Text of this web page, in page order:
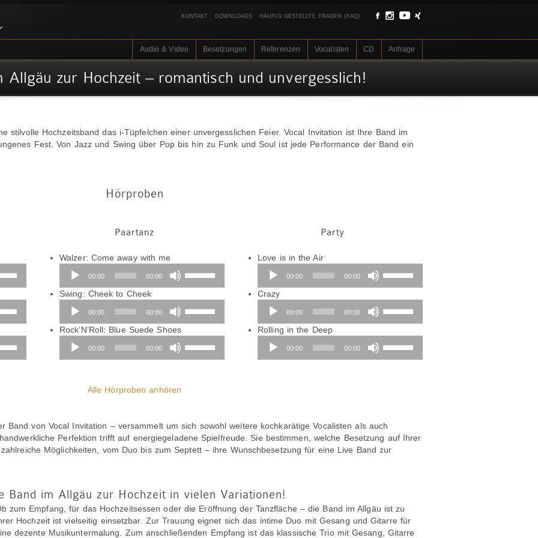
KONTAKT DOWNLOADS HÄUFIG GESTELLTE FRAGEN (FAQ)
Audio & Video Besetzungen Referenzen Vocalisten CD Anfrage
Allgäu zur Hochzeit – romantisch und unvergesslich!
stilvolle Hochzeitsband das i-Tüpfelchen einer unvergesslichen Feier. Vocal Invitation ist Ihre Band im
Fest. Von Jazz und Swing über Pop bis hin zu Funk und Soul ist jede Performance der Band ein
Hörproben
Runter
Runter
Runter
Paartanz
Walzer: Come away with me
Player
00:00 00:00
Hoch/Runter
die
regeln.
Swing: Cheek to Cheek
Audio-
Player
00:00 00:00
Hoch/Runter
die
Rock’N’Roll: Blue Suede ShoesAudio-
00:00 00:00
Hoch/Runter
regeln.
Party
Love is in the AirAudio-
00:00 00:00
Hoch/Runter
die
regeln.
CrazyAudio-
00:00 00:00
Hoch/Runter
die
Rolling in the Deep
Audio-
Player
00:00 00:00
Hoch/Runter
regeln.
Alle Hörproben anhören
Band von Vocal Invitation – versammelt um sich sowohl weitere kochkarätige Vocalisten als auch
Perfektion trifft auf energiegeladene Spielfreude. Sie bestimmen, welche Besetzung auf Ihrer
Möglichkeiten, vom Duo bis zum Septett – ihre Wunschbesetzung für eine Live Band zur
Band im Allgäu zur Hochzeit in vielen Variationen!
zum Empfang, für das Hochzeitsessen oder die Eröffnung der Tanzfläche – die Band im Allgäu ist zu
Hochzeit ist vielseitig einsetzbar. Zur Trauung eignet sich das intime Duo mit Gesang und Gitarre für
dezente Musikuntermalung. Zum anschließenden Empfang ist das klassische Trio mit Gesang, Gitarre